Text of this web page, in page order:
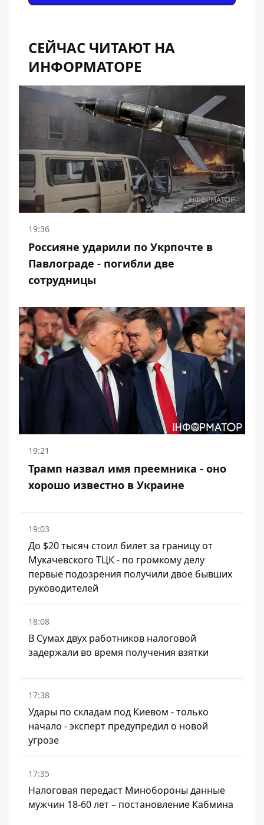
СЕЙЧАС ЧИТАЮТ НА
ИНФОРМАТОРЕ
19:36
Россияне ударили по Укрпочте в
Павлограде - погибли две
сотрудницы
19:21
Трамп назвал имя преемника - оно
хорошо известно в Украине
19:03
До $20 тысяч стоил билет за границу от
Мукачевского ТЦК - по громкому делу
первые подозрения получили двое бывших
руководителей
18:08
В Сумах двух работников налоговой
задержали во время получения взятки
17:38
Удары по складам под Киевом - только
начало - эксперт предупредил о новой
угрозе
17:35
Налоговая передаст Минобороны данные
мужчин 18-60 лет – постановление Кабмина